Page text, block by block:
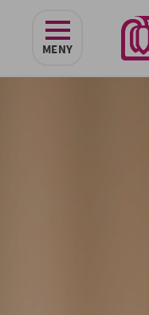
MENY
navigeringen